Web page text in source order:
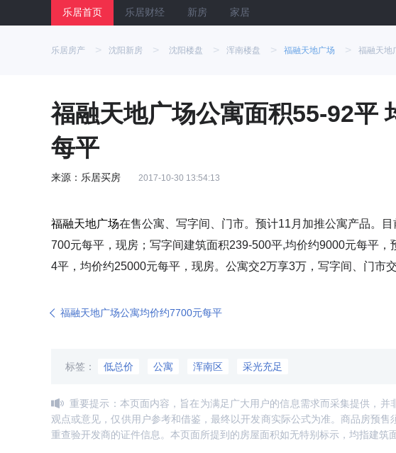
乐居首页 乐居财经 新房 家居
乐居房产 > 沈阳新房 > 沈阳楼盘 > 浑南楼盘 > 福融天地广场 > 福融天地
福融天地广场公寓面积55-92平
每平
来源：乐居买房 2017-10-30 13:54:13
福融天地广场在售公寓、写字间、门市。预计11月加推公寓产品。
700元每平，现房；写字间建筑面积239-500平,均价约9000元每平
4平，均价约25000元每平，现房。公寓交2万享3万，写字间、门市交
福融天地广场公寓均价约7700元每平
标签： 低总价 公寓 浑南区 采光充足
重要提示：本页面内容，旨在为满足广大用户的信息需求而采集提供，
观点或意见，仅供用户参考和借鉴，最终以开发商实际公式为准。商品房预
重查验开发商的证件信息。本页面所提到的房屋面积如无特别标示，均指建筑面